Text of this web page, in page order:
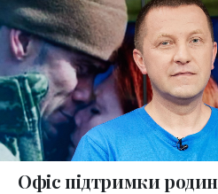
Офіс підтримки